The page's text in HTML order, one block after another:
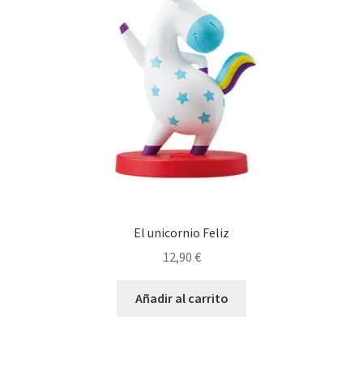
El unicornio Feliz
12,90 €
Añadir al carrito